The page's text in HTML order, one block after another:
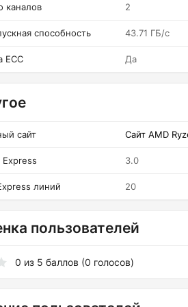
каналов 2
способность 43.71 ГБ/c
ECC Да
сайт Сайт AMD
Express 3.0
линий 20
пользователей
0 из 5 баллов (0 голосов)